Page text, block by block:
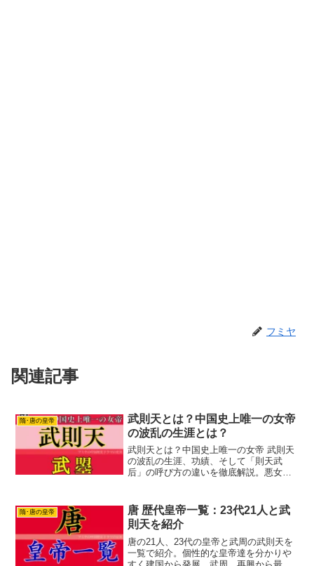
フミヤ
関連記事
隋･唐の皇帝
武則天とは？中国史上唯一の女帝
の波乱の生涯とは？
武則天とは？中国史上唯一の女帝 武則天
の波乱の生涯、功績、そして「則天武
后」の呼び方の違いを徹底解説。悪女と
隋･唐の皇帝
唐 歴代皇帝一覧：23代21人と武
則天を紹介
唐の21人、23代の皇帝と武周の武則天を
一覧で紹介。個性的な皇帝達を分かりや